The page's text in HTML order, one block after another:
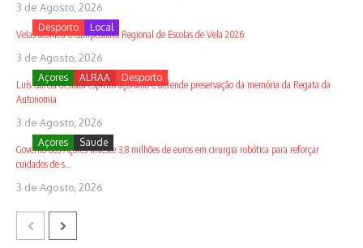
3 de Agosto, 2026
Desporto Local
Velas acolheu o Campeonato Regional de Escolas de Vela 2026
3 de Agosto, 2026
Açores ALRAA Desporto
Luís Garcia destaca espírito açoriano e defende preservação da memória da Regata da
Autonomia
3 de Agosto, 2026
Açores Saude
Governo dos Açores investe 3,8 milhões de euros em cirurgia robótica para reforçar
cuidados de s...
3 de Agosto, 2026